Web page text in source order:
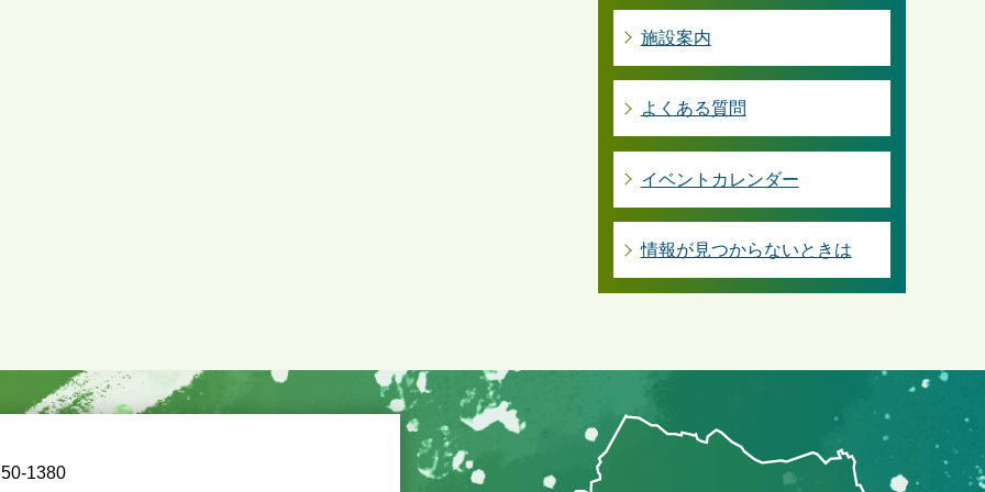
施設案内
よくある質問
イベントカレンダー
情報が見つからないときは
1380